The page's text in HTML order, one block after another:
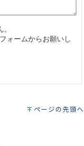
ページの先頭へ